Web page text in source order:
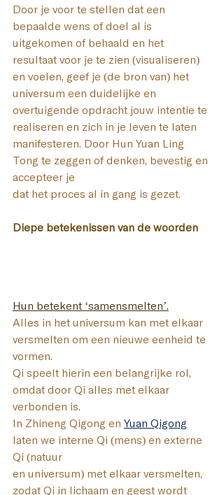
Door je voor te stellen dat een
bepaalde wens of doel al is
uitgekomen of behaald en het
resultaat voor je te zien (visualiseren)
en voelen, geef je (de bron van) het
universum een duidelijke en
overtuigende opdracht jouw intentie te
realiseren en zich in je leven te laten
manifesteren. Door Hun Yuan Ling
Tong te zeggen of denken, bevestig en
accepteer je
dat het proces al in gang is gezet.
Diepe betekenissen van de woorden
Hun betekent ‘samensmelten’.
Alles in het universum kan met elkaar
versmelten om een nieuwe eenheid te
vormen.
Qi speelt hierin een belangrijke rol,
omdat door Qi alles met elkaar
verbonden is.
In Zhineng Qigong en Yuan Qigong
laten we interne Qi (mens) en externe
Qi (natuur
en universum) met elkaar versmelten,
zodat Qi in lichaam en geest wordt